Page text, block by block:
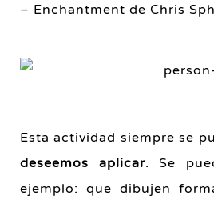
– Enchantment de Chris
Esta actividad siempre se
deseemos aplicar. Se
ejemplo: que dibujen